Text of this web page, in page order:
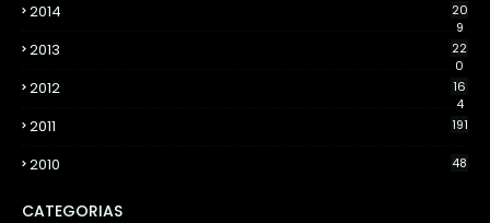
2014
20
9
2013
22
0
2012
16
4
2011 191
2010 48
CATEGORIAS